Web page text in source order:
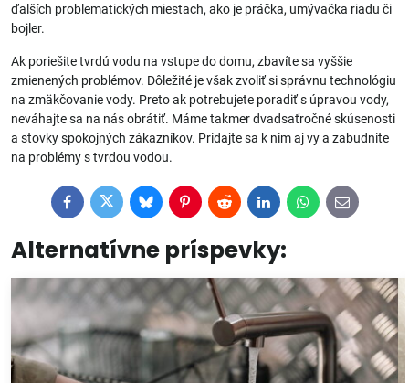
ďalších problematických miestach, ako je práčka, umývačka riadu či
bojler.
Ak poriešite tvrdú vodu na vstupe do domu, zbavíte sa vyššie
zmienených problémov. Dôležité je však zvoliť si správnu technológiu
na zmäkčovanie vody. Preto ak potrebujete poradiť s úpravou vody,
neváhajte sa na nás obrátiť. Máme takmer dvadsaťročné skúsenosti
a stovky spokojných zákazníkov. Pridajte sa k nim aj vy a zabudnite
na problémy s tvrdou vodou.
FacebookTwitterBlueskyPinterestRedditLinkedInWhatsApp
E-
mail
Alternatívne príspevky: